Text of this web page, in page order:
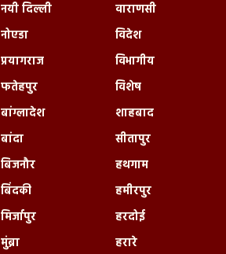
नयी दिल्ली
नोएडा
प्रयागराज
फतेहपुर
बांग्लादेश
बांदा
बिजनौर
बिंदकी
मिर्जापुर
मुंब्रा
वाराणसी
विदेश
विभागीय
विशेष
शाहबाद
सीतापुर
हथगाम
हमीरपुर
हरदोई
हरारे